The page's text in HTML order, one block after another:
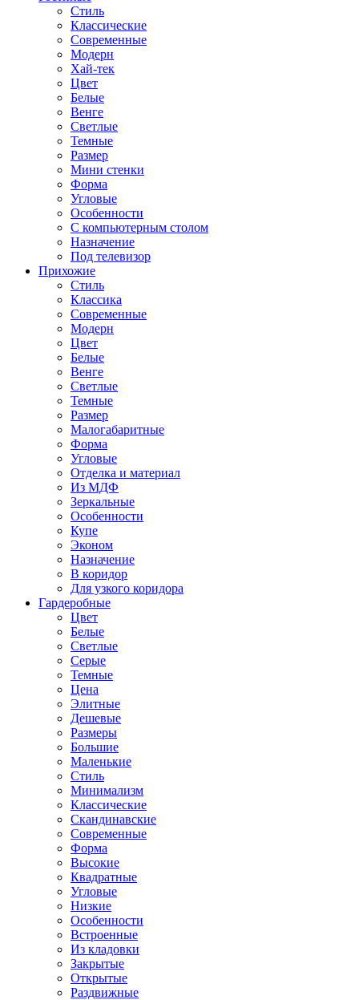
Стиль
Классические
Современные
Модерн
Хай-тек
Цвет
Белые
Венге
Светлые
Темные
Размер
Мини стенки
Форма
Угловые
Особенности
С компьютерным столом
Назначение
Под телевизор
Прихожие
Стиль
Классика
Современные
Модерн
Цвет
Белые
Венге
Светлые
Темные
Размер
Малогабаритные
Форма
Угловые
Отделка и материал
Из МДФ
Зеркальные
Особенности
Купе
Эконом
Назначение
В коридор
Для узкого коридора
Гардеробные
Цвет
Белые
Светлые
Серые
Темные
Цена
Элитные
Дешевые
Размеры
Большие
Маленькие
Стиль
Минимализм
Классические
Скандинавские
Современные
Форма
Высокие
Квадратные
Угловые
Низкие
Особенности
Встроенные
Из кладовки
Закрытые
Открытые
Раздвижные